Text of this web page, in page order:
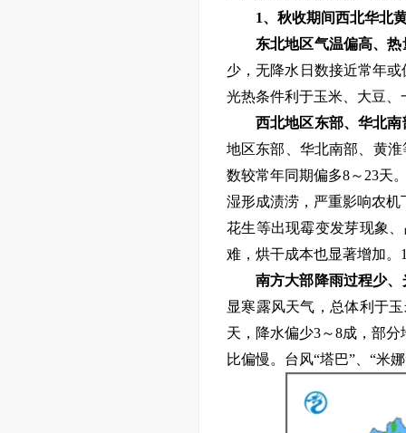
1、 秋收期间西北华北
东北地区气温偏高、热
少，无降水日数接近常年或
光热条件利于玉米、大豆
西北地区东部、华北
地区东部、华北南部、黄淮
数较常年同期偏多8～ 23天
湿形成渍涝，严重影响农
花生等出现霉变发芽现象
难， 烘干成本也显著增加。
南方大部降雨过程少、
显寒露风天气，总体利于
天，降水偏少3～8成，部分
比偏慢。台风“塔巴”、“米